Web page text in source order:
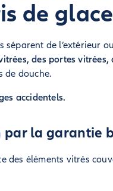
de
séparent de l’extérieur
des portes
de douche.
accidentels.
par la garantie
des éléments vitrés